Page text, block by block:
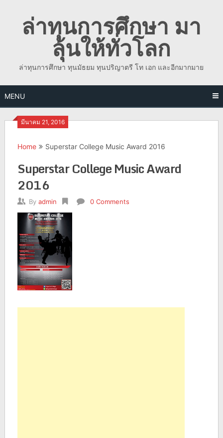
contentล่าทุนการศึกษา มา
ลุ้นให้ทั่วโลก
ล่าทุนการศึกษา ทุนมัธยม ทุนปริญาตรี โท เอก และอีกมากมาย
MENU
มีนาคม 21, 2016
Home Superstar College Music Award 2016
Superstar College Music Award
2016
By admin 0 Comments